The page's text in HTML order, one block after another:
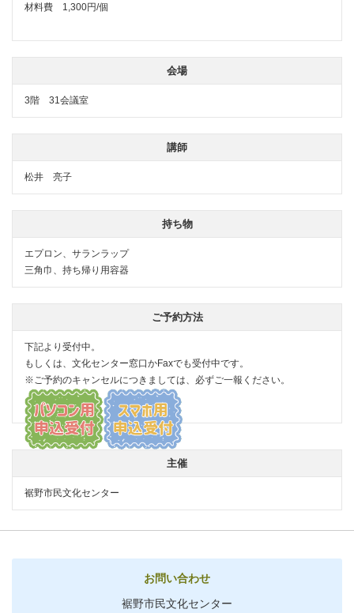
材料費 1,300円/個
会場
3階 31会議室
講師
松井 亮子
持ち物
エプロン、サランラップ
三角巾、持ち帰り用容器
ご予約方法
下記より受付中。
もしくは、文化センター窓口かFaxでも受付中です。
※ご予約のキャンセルにつきましては、必ずご一報ください。
主催
裾野市民文化センター
お問い合わせ
裾野市民文化センター